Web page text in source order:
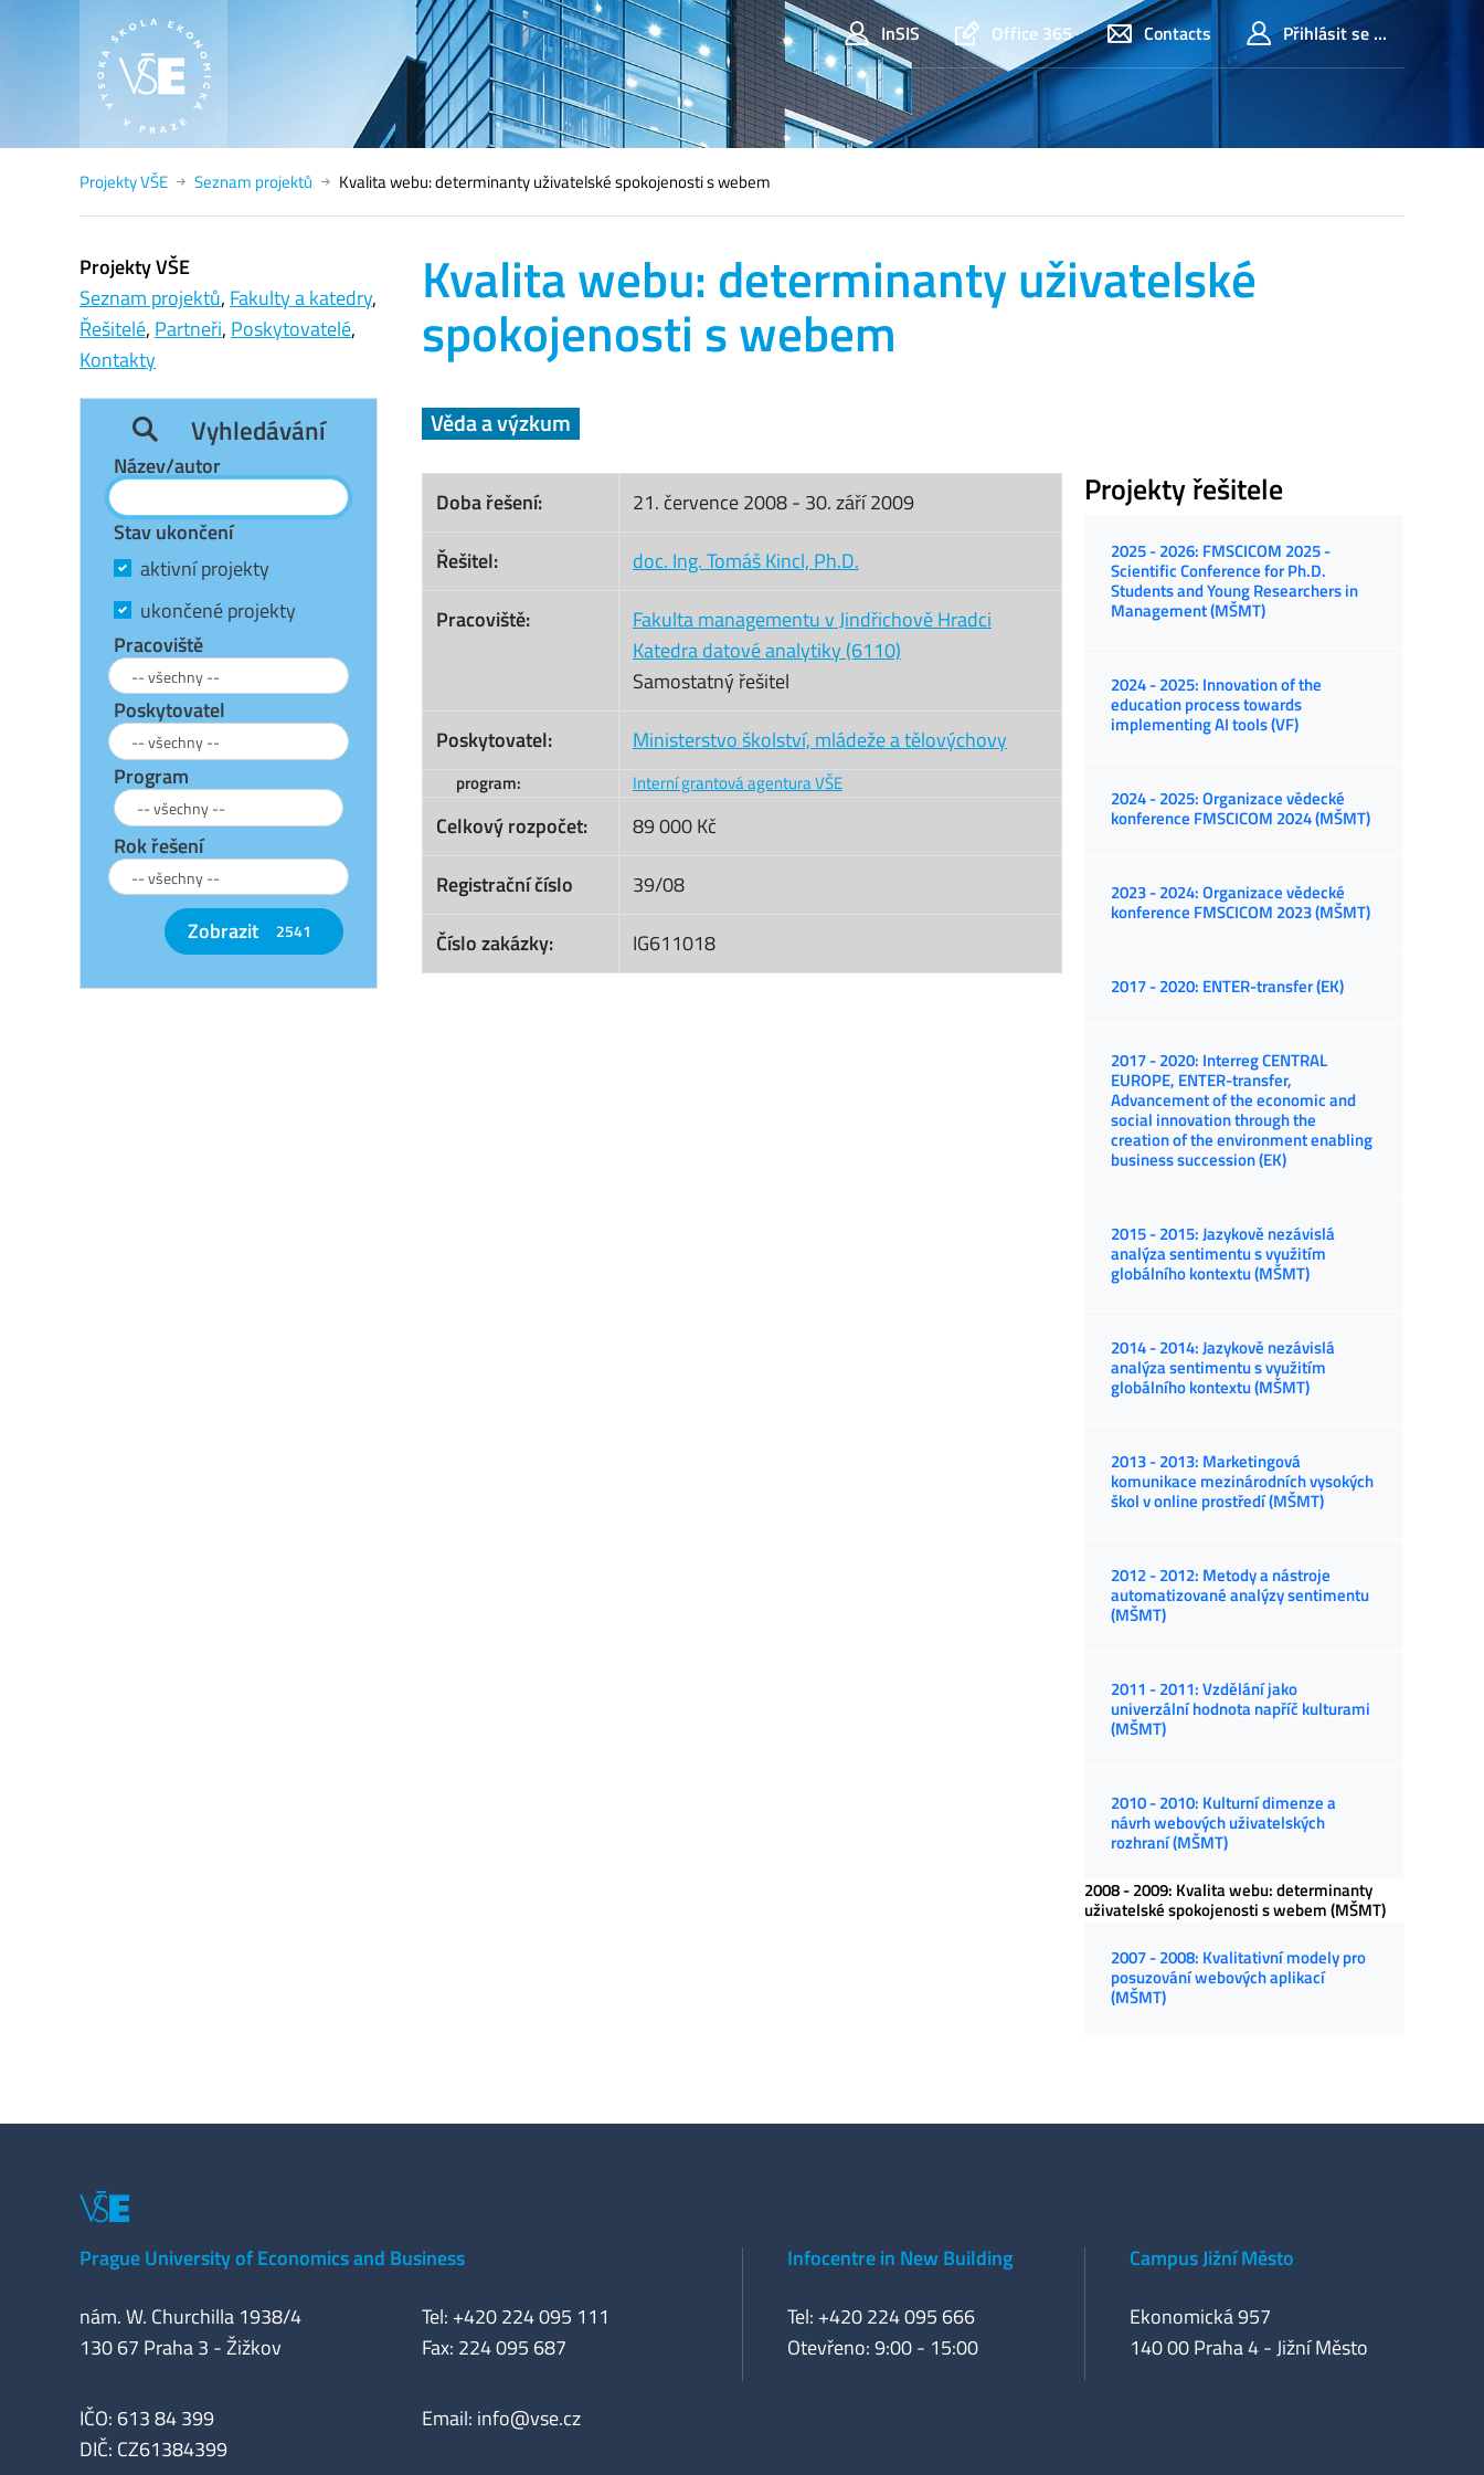
InSIS Office 365 Contacts Přihlásit se ...
Projekty VŠE Seznam projektů Kvalita webu: determinanty uživatelské spokojenosti s webem
Kvalita webu: determinanty uživatelské
spokojenosti s webem
Věda a výzkum
Doba řešení: 21. července 2008- 30. září 2009
Řešitel:
doc. Ing. Tomáš Kincl, Ph.D.
Pracoviště:
Fakulta managementu v Jindřichově Hradci
Katedra datové analytiky (6110)
Samostatný řešitel
Poskytovatel:
Ministerstvo školství, mládeže a tělovýchovy
program: Interní grantová agentura VŠE
Celkový rozpočet:
89 000 Kč
Registrační číslo
39/08
Číslo zakázky:
IG611018
Projekty řešitele
2025 - 2026: FMSCICOM 2025 -
Scientific Conference for Ph.D.
Students and Young Researchers in
Management (MŠMT)
2024 - 2025: Innovation of the
education process towards
implementing AI tools (VF)
2024 - 2025: Organizace vědecké
konference FMSCICOM 2024 (MŠMT)
2023 - 2024: Organizace vědecké
konference FMSCICOM 2023 (MŠMT)
2017 - 2020: ENTER-transfer (EK)
2017 - 2020: Interreg CENTRAL
EUROPE, ENTER-transfer,
Advancement of the economic and
social innovation through the
creation of the environment enabling
business succession (EK)
2015 - 2015: Jazykově nezávislá
analýza sentimentu s využitím
globálního kontextu (MŠMT)
2014 - 2014: Jazykově nezávislá
analýza sentimentu s využitím
globálního kontextu (MŠMT)
2013 - 2013: Marketingová
komunikace mezinárodních vysokých
škol v online prostředí (MŠMT)
2012 - 2012: Metody a nástroje
automatizované analýzy sentimentu
(MŠMT)
2011 - 2011: Vzdělání jako
univerzální hodnota napříč kulturami
(MŠMT)
2010 - 2010: Kulturní dimenze a
návrh webových uživatelských
rozhraní (MŠMT)
2008 - 2009: Kvalita webu: determinanty
uživatelské spokojenosti s webem (MŠMT)
2007 - 2008: Kvalitativní modely pro
posuzování webových aplikací
(MŠMT)
Projekty VŠE
Seznam projektů, Fakulty a katedry,
Řešitelé, Partneři, Poskytovatelé,
Kontakty
Vyhledávání
Název/autor
Stav ukončení
aktivní projekty
ukončené projekty
Pracoviště
Poskytovatel
Program
Rok řešení
Zobrazit 2541
Prague University of Economics and Business
nám. W. Churchilla 1938/4
130 67 Praha 3 - Žižkov
Tel: +420 224 095 111
Fax: 224 095 687
IČO: 613 84 399
DIČ: CZ61384399
Email: info@vse.cz
Infocentre in New Building
Tel: +420 224 095 666
Otevřeno: 9:00 - 15:00
Campus Jižní Město
Ekonomická 957
140 00 Praha 4 - Jižní Město